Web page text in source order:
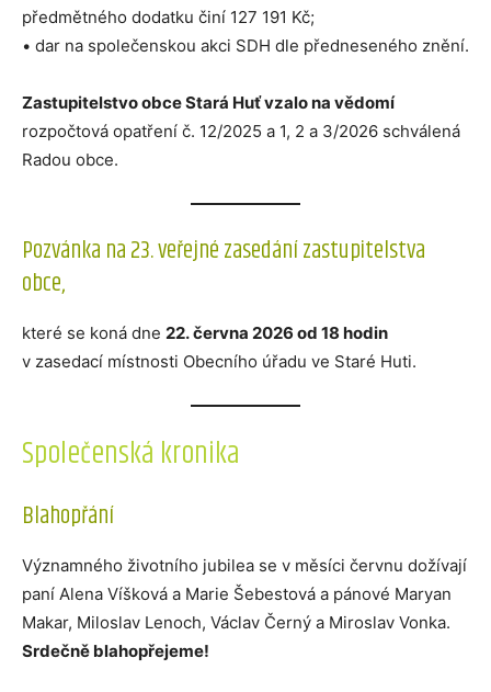
předmětného dodatku činí 127 191 Kč;
• dar na společenskou akci SDH dle předneseného znění.
Zastupitelstvo obce Stará Huť vzalo na vědomí
rozpočtová opatření č. 12/2025 a 1, 2 a 3/2026 schválená
Radou obce.
Pozvánka na 23. veřejné zasedání zastupitelstva
obce,
které se koná dne 22. června 2026 od 18 hodin
v zasedací místnosti Obecního úřadu ve Staré Huti.
Společenská kronika
Blahopřání
Významného životního jubilea se v měsíci červnu dožívají
paní Alena Víšková a Marie Šebestová a pánové Maryan
Makar, Miloslav Lenoch, Václav Černý a Miroslav Vonka.
Srdečně blahopřejeme!